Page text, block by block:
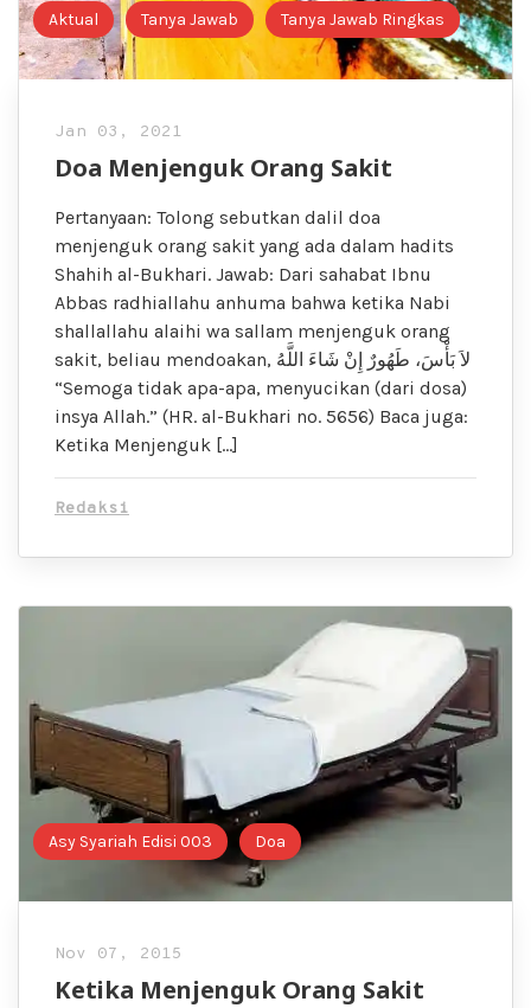
Aktual Tanya Jawab Tanya Jawab Ringkas
Jan 03, 2021
Doa Menjenguk Orang Sakit
Pertanyaan: Tolong sebutkan dalil doa
menjenguk orang sakit yang ada dalam hadits
Shahih al-Bukhari. Jawab: Dari sahabat Ibnu
Abbas radhiallahu anhuma bahwa ketika Nabi
shallallahu alaihi wa sallam menjenguk orang
sakit, beliau mendoakan, لاَ بَأْسَ، طَهُورٌ إِنْ شَاءَ اللَّهُ
“Semoga tidak apa-apa, menyucikan (dari dosa)
insya Allah.” (HR. al-Bukhari no. 5656) Baca juga:
Ketika Menjenguk […]
Redaksi
Asy Syariah Edisi 003 Doa
Nov 07, 2015
Ketika Menjenguk Orang Sakit